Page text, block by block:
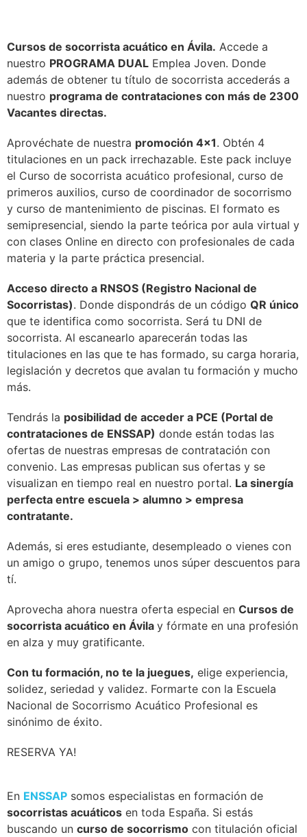
Cursos de socorrista acuático en Ávila. Accede a
nuestro PROGRAMA DUAL Emplea Joven. Donde
además de obtener tu título de socorrista accederás a
nuestro programa de contrataciones con más de 2300
Vacantes directas.
Aprovéchate de nuestra promoción 4×1. Obtén 4
titulaciones en un pack irrechazable. Este pack incluye
el Curso de socorrista acuático profesional, curso de
primeros auxilios, curso de coordinador de socorrismo
y curso de mantenimiento de piscinas. El formato es
semipresencial, siendo la parte teórica por aula virtual y
con clases Online en directo con profesionales de cada
materia y la parte práctica presencial.
Acceso directo a RNSOS (Registro Nacional de
Socorristas). Donde dispondrás de un código QR único
que te identifica como socorrista. Será tu DNI de
socorrista. Al escanearlo aparecerán todas las
titulaciones en las que te has formado, su carga horaria,
legislación y decretos que avalan tu formación y mucho
más.
Tendrás la posibilidad de acceder a PCE (Portal de
contrataciones de ENSSAP) donde están todas las
ofertas de nuestras empresas de contratación con
convenio. Las empresas publican sus ofertas y se
visualizan en tiempo real en nuestro portal. La sinergía
perfecta entre escuela > alumno > empresa
contratante.
Además, si eres estudiante, desempleado o vienes con
un amigo o grupo, tenemos unos súper descuentos para
tí.
Aprovecha ahora nuestra oferta especial en Cursos de
socorrista acuático en Ávila y fórmate en una profesión
en alza y muy gratificante.
Con tu formación, no te la juegues, elige experiencia,
solidez, seriedad y validez. Formarte con la Escuela
Nacional de Socorrismo Acuático Profesional es
sinónimo de éxito.
RESERVA YA!
En ENSSAP somos especialistas en formación de
socorristas acuáticos en toda España. Si estás
buscando un curso de socorrismo con titulación oficial